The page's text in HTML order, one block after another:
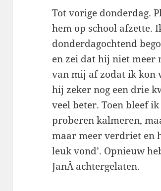
Tot vorige donderdag.
hem op school afzette.
donderdagochtend
en zei dat hij niet meer
van mij af zodat ik kon
hij zeker nog een drie
veel beter. Toen bleef
proberen kalmeren,
maar meer verdriet en
leuk vond’. Opnieuw
JanÂ achtergelaten.